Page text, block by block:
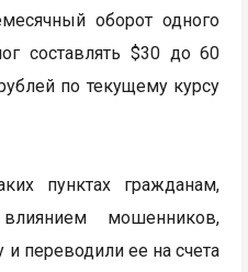
оборот одного
составлять $30 до 60
по текущему курсу
пунктах гражданам,
мошенников,
переводили ее на счета